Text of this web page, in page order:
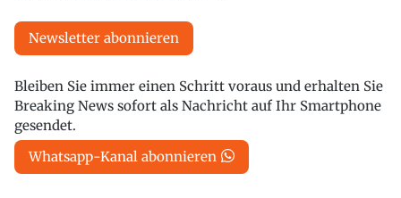
Newsletter abonnieren
Bleiben Sie immer einen Schritt voraus und erhalten Sie
Breaking News sofort als Nachricht auf Ihr Smartphone
gesendet.
Whatsapp-Kanal abonnieren